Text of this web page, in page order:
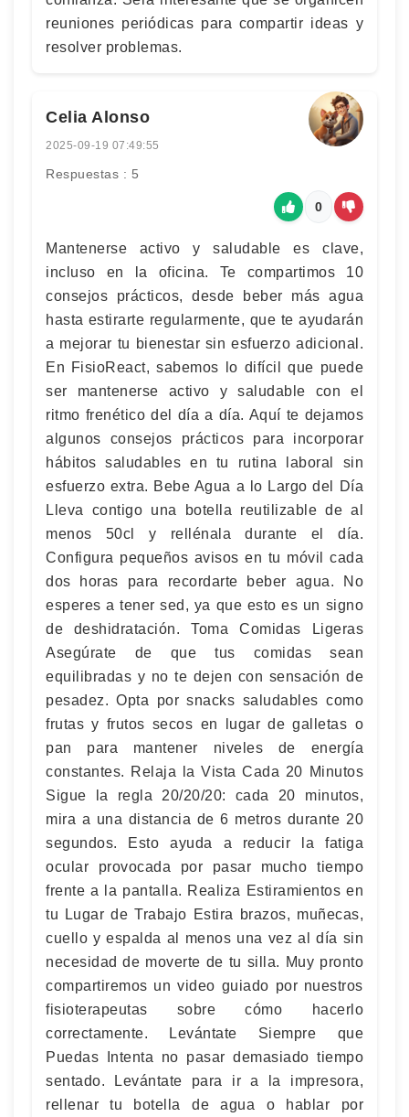
reuniones periódicas para compartir ideas y
resolver problemas.
Celia Alonso
2025-09-19 07:49:55
Respuestas : 5
0
Mantenerse activo y saludable es clave,
incluso en la oficina. Te compartimos 10
consejos prácticos, desde beber más agua
hasta estirarte regularmente, que te ayudarán
a mejorar tu bienestar sin esfuerzo adicional.
En FisioReact, sabemos lo difícil que puede
ser mantenerse activo y saludable con el
ritmo frenético del día a día. Aquí te dejamos
algunos consejos prácticos para incorporar
hábitos saludables en tu rutina laboral sin
esfuerzo extra. Bebe Agua a lo Largo del Día
Lleva contigo una botella reutilizable de al
menos 50cl y rellénala durante el día.
Configura pequeños avisos en tu móvil cada
dos horas para recordarte beber agua. No
esperes a tener sed, ya que esto es un signo
de deshidratación. Toma Comidas Ligeras
Asegúrate de que tus comidas sean
equilibradas y no te dejen con sensación de
pesadez. Opta por snacks saludables como
frutas y frutos secos en lugar de galletas o
pan para mantener niveles de energía
constantes. Relaja la Vista Cada 20 Minutos
Sigue la regla 20/20/20: cada 20 minutos,
mira a una distancia de 6 metros durante 20
segundos. Esto ayuda a reducir la fatiga
ocular provocada por pasar mucho tiempo
frente a la pantalla. Realiza Estiramientos en
tu Lugar de Trabajo Estira brazos, muñecas,
cuello y espalda al menos una vez al día sin
necesidad de moverte de tu silla. Muy pronto
compartiremos un video guiado por nuestros
fisioterapeutas sobre cómo hacerlo
correctamente. Levántate Siempre que
Puedas Intenta no pasar demasiado tiempo
sentado. Levántate para ir a la impresora,
rellenar tu botella de agua o hablar por